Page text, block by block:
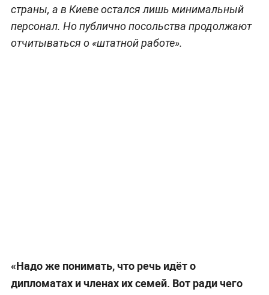
страны, а в Киеве остался лишь минимальный
персонал. Но публично посольства продолжают
отчитываться о «штатной работе».
«Надо же понимать, что речь идёт о
дипломатах и членах их семей. Вот ради чего